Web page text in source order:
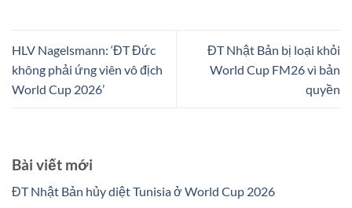
HLV Nagelsmann: ‘ĐT Đức
không phải ứng viên vô địch
World Cup 2026’
ĐT Nhật Bản bị loại khỏi
World Cup FM26 vì bản
quyền
Bài viết mới
ĐT Nhật Bản hủy diệt Tunisia ở World Cup 2026